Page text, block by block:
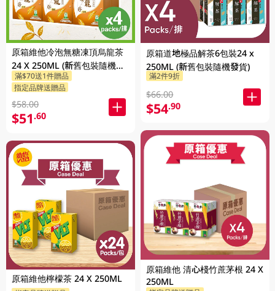
原箱維他冷泡無糖凍頂烏龍茶
24 X 250ML (新舊包裝隨機發
貨)
滿$70送1件贈品
指定品牌送贈品
$58.00
$51.60
原箱維他檸檬茶 24 X 250ML
原箱道地極品解茶6包裝24 x
250ML (新舊包裝隨機發貨)
滿2件9折
$66.00
$54.90
原箱維他 清心棧竹蔗茅根 24 X
250ML